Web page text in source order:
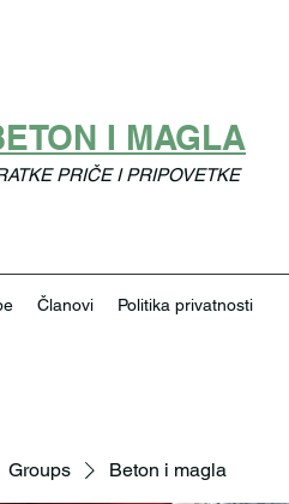
I MAGLA
PRIČE I PRIPOVETKE
Članovi Politika privatnosti
Groups Beton i magla